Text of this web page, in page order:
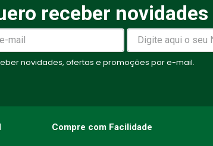
receber
novidades, ofertas e promoções por e-mail.
Compre com Facilidade